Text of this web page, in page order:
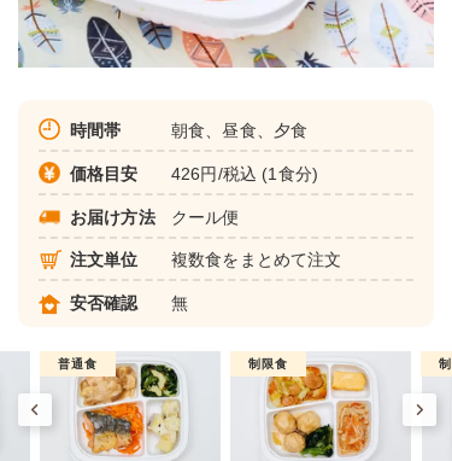
時間帯 朝食、昼食、夕食
価格目安 426円/税込 (1食分)
お届け方法 クール便
注文単位 複数食をまとめて注文
安否確認 無
普通食 制限食